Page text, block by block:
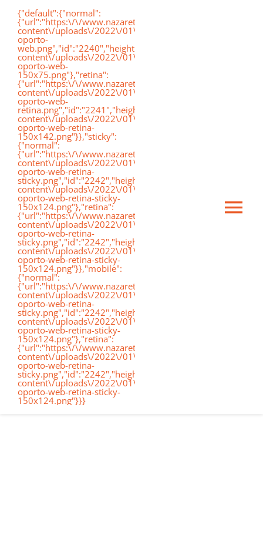
Saltar
contenido
{"default":{"normal":
{"url":"https:\/\/www.nazaretoporto.org\/wp-
content\/uploads\/2022\/01\/logo-
oporto-
content\/uploads\/2022\/01\/logo-
oporto-web-
150x75.png"},"retina":
{"url":"https:\/\/www.nazaretoporto.org\/wp-
content\/uploads\/2022\/01\/logo-
oporto-web-
content\/uploads\/2022\/01\/logo-
oporto-web-retina-
150x142.png"}},"sticky":
{"normal":
{"url":"https:\/\/www.nazaretoporto.org\/wp-
content\/uploads\/2022\/01\/logo-
oporto-web-retina-
content\/uploads\/2022\/01\/logo-
oporto-web-retina-sticky-
150x124.png"},"retina":
{"url":"https:\/\/www.nazaretoporto.org\/wp-
content\/uploads\/2022\/01\/logo-
oporto-web-retina-
content\/uploads\/2022\/01\/logo-
oporto-web-retina-sticky-
150x124.png"}},"mobile":
{"normal":
{"url":"https:\/\/www.nazaretoporto.org\/wp-
content\/uploads\/2022\/01\/logo-
oporto-web-retina-
content\/uploads\/2022\/01\/logo-
oporto-web-retina-sticky-
150x124.png"},"retina":
{"url":"https:\/\/www.nazaretoporto.org\/wp-
content\/uploads\/2022\/01\/logo-
oporto-web-retina-
content\/uploads\/2022\/01\/logo-
oporto-web-retina-sticky-
150x124.png"}}}